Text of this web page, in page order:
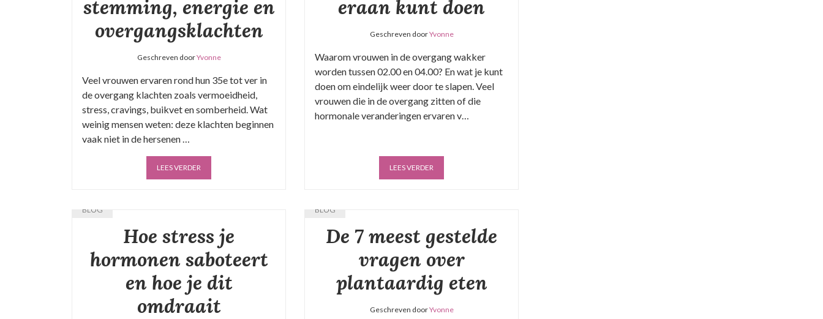
stemming, energie en
overgangsklachten
Geschreven doorYvonne
Veel vrouwen ervaren rond hun 35e tot ver in
de overgang klachten zoals vermoeidheid,
stress, cravings, buikvet en somberheid. Wat
weinig mensen weten: deze klachten beginnen
vaak niet in de hersenen …
LEES VERDER
eraan kunt doen
Geschreven doorYvonne
Waarom vrouwen in de overgang wakker
worden tussen 02.00 en 04.00? En wat je kunt
doen om eindelijk weer door te slapen. Veel
vrouwen die in de overgang zitten of die
hormonale veranderingen ervaren v…
LEES VERDER
BLOG
Hoe stress je
hormonen saboteert
en hoe je dit
omdraait
BLOG
De 7 meest gestelde
vragen over
plantaardig eten
Geschreven doorYvonne